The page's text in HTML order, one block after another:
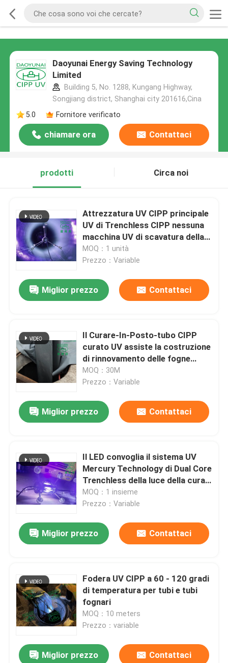
Daoyunai Energy Saving Technology
Limited
Building 5, No. 1288, Kungang Highway,
Songjiang district, Shanghai city 201616,Cina
5.0
Fornitore verificato
chiamare ora Contattaci
prodotti Circa noi
Attrezzatura UV CIPP principale
UV di Trenchless CIPP nessuna
macchina UV di scavatura della
cura
MOQ：1 unità
Prezzo：Variable
Miglior prezzo Contattaci
Il Curare-In-Posto-tubo CIPP
curato UV assiste la costruzione
di rinnovamento delle fogne
DN1200
MOQ：30M
Prezzo：Variable
Miglior prezzo Contattaci
Il LED convoglia il sistema UV
Mercury Technology di Dual Core
Trenchless della luce della cura
dell'attrezzatura di CIPP
MOQ：1 insieme
Prezzo：Variable
Miglior prezzo Contattaci
Fodera UV CIPP a 60 - 120 gradi
di temperatura per tubi e tubi
fognari
MOQ：10 meters
Prezzo：variable
Miglior prezzo Contattaci